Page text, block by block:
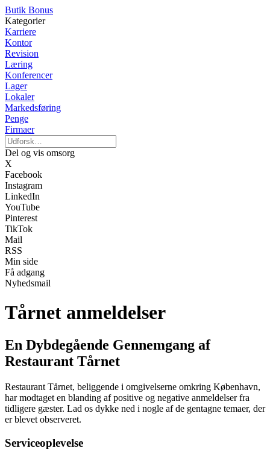
Butik Bonus
Kategorier
Karriere
Kontor
Revision
Læring
Konferencer
Lager
Lokaler
Markedsføring
Penge
Firmaer
Del og vis omsorg
X
Facebook
Instagram
LinkedIn
YouTube
Pinterest
TikTok
Mail
RSS
Min side
Få adgang
Nyhedsmail
Tårnet anmeldelser
En Dybdegående Gennemgang af
Restaurant Tårnet
Restaurant Tårnet, beliggende i omgivelserne omkring København,
har modtaget en blanding af positive og negative anmeldelser fra
tidligere gæster. Lad os dykke ned i nogle af de gentagne temaer, der
er blevet observeret.
Serviceoplevelse